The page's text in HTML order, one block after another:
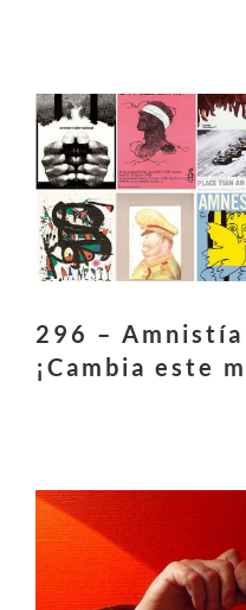
296 –
¡Cambia este